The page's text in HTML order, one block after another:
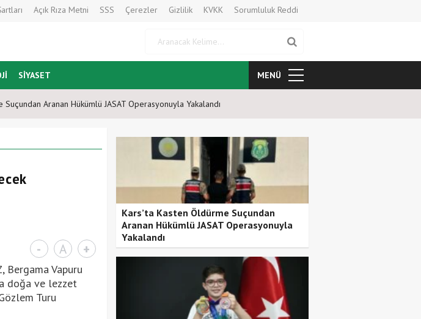
Açık Rıza Metni SSS Çerezler Gizlilik KVKK Sorumluluk Reddi
SİYASET MENÜ
Suçundan Aranan Hükümlü JASAT Operasyonuyla Yakalandı
- A +
Bergama Vapuru
doğa ve lezzet
Turu
Kars’ta Kasten Öldürme Suçundan
Aranan Hükümlü JASAT Operasyonuyla
Yakalandı